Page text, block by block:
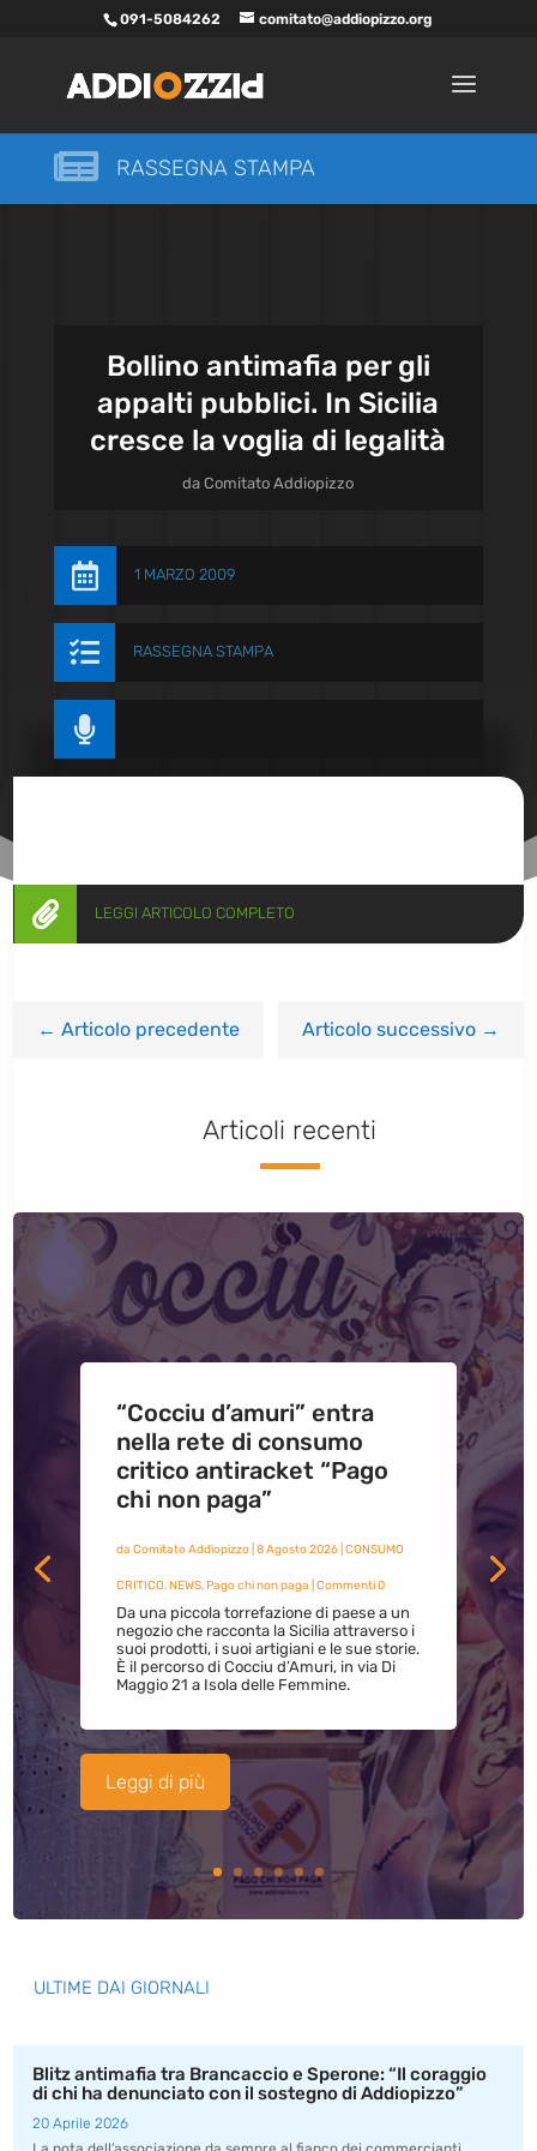
091-5084262 comitato@addiopizzo.org
 RASSEGNA STAMPA
Bollino antimafia per gli
appalti pubblici. In Sicilia
cresce la voglia di legalità
daComitato Addiopizzo
 1 MARZO 2009
 RASSEGNA STAMPA

 LEGGI ARTICOLO COMPLETO
←Articolo precedente Articolo successivo→
Articoli recenti
“Cocciu d’amuri” entra
nella rete di consumo
critico antiracket “Pago
chi non paga”
da Comitato Addiopizzo| 8 Agosto 2026| CONSUMO
CRITICO,NEWS,Pago chi non paga | Commenti 0
Da una piccola torrefazione di paese a un
negozio che racconta la Sicilia attraverso i
suoi prodotti, i suoi artigiani e le sue storie.
È il percorso di Cocciu d’Amuri, in via Di
Maggio 21 a Isola delle Femmine.
Leggi di più
ULTIME DAI GIORNALI
Blitz antimafia tra Brancaccio e Sperone: “Il coraggio
di chi ha denunciato con il sostegno di Addiopizzo”
20 Aprile 2026